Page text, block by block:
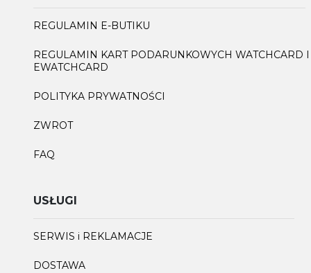
REGULAMIN E-BUTIKU
REGULAMIN KART PODARUNKOWYCH WATCHCARD I
EWATCHCARD
POLITYKA PRYWATNOŚCI
ZWROT
FAQ
USŁUGI
SERWIS i REKLAMACJE
DOSTAWA